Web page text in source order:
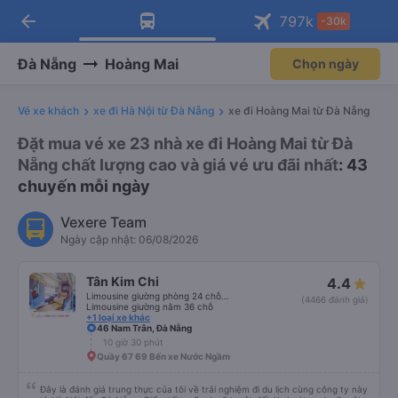
Tải app Vexere ngay!
Nhận ưu đãi thành viên độc
Mở app
Tải app Vexere
-30k/ghế khi đặt vé máy bay qua
Mở app
arrow_back 797k -30k
Đà Nẵng Hoàng Mai Chọn ngày
Vé xe khách xe đi Hà Nội từ Đà Nẵng xe đi Hoàng Mai từ Đà Nẵng
Đặt mua vé xe 23 nhà xe đi Hoàng Mai từ Đà
Nẵng chất lượng cao và giá vé ưu đãi nhất: 43
chuyến mỗi ngày
Vexere Team
Ngày cập nhật: 06/08/2026
Tân Kim Chi
Limousine giường nằm 36 chỗ
+1 loại xe khác
4.4
(4466 đánh giá)
46 Nam Trân, Đà Nẵng
10 giờ 30 phút
Quầy 67 69 Bến xe Nước Ngầm
Đây là đánh giá trung thực của tôi về trải nghiệm đi du lịch cùng công ty này